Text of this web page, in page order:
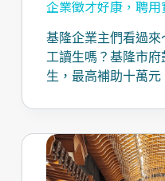
企業徵才好康，聘用
基隆企業主們看過
工讀生嗎？基隆市
生，最高補助十萬元